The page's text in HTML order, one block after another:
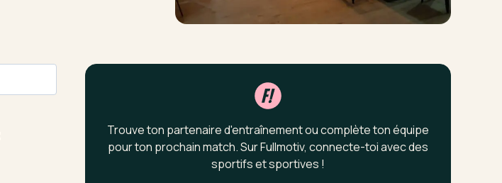
Trouve ton partenaire d'entraînement ou complète ton équipe
pour ton prochain match. Sur Fullmotiv, connecte-toi avec des
sportifs et sportives !